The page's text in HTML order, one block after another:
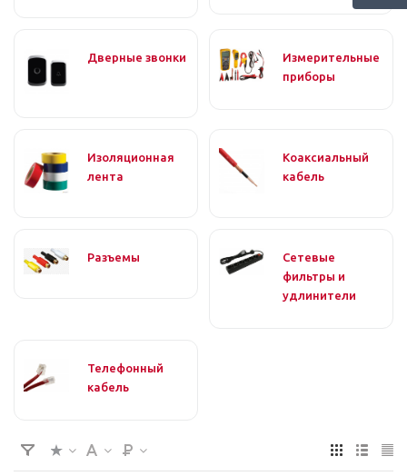
Дверные звонки
Измерительные
приборы
Изоляционная
лента
Коаксиальный
кабель
Разъемы
Сетевые
фильтры и
удлинители
Телефонный
кабель